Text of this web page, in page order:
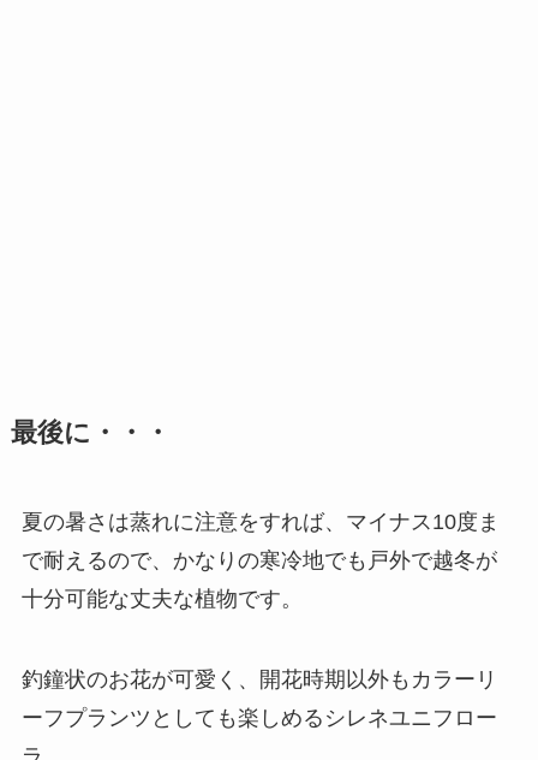
最後に・・・
夏の暑さは蒸れに注意をすれば、マイナス10度ま
で耐えるので、かなりの寒冷地でも戸外で越冬が
十分可能な丈夫な植物です。
釣鐘状のお花が可愛く、開花時期以外もカラーリ
ーフプランツとしても楽しめるシレネユニフロー